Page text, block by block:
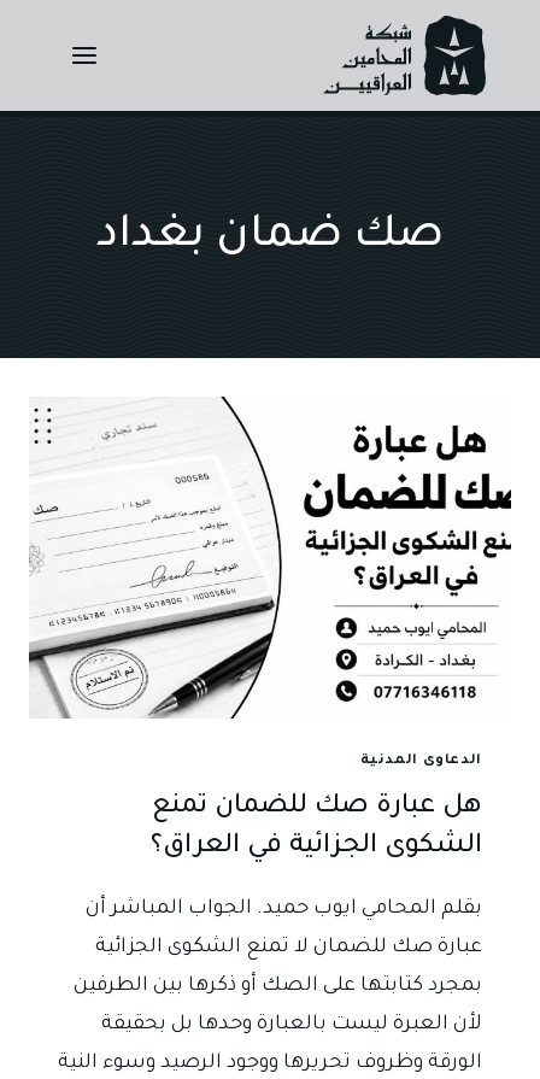
content
صك ضمان بغداد
الدعاوى المدنية
هل عبارة صك للضمان تمنع
الشكوى الجزائية في العراق؟
بقلم المحامي ايوب حميد. الجواب المباشر أن
عبارة صك للضمان لا تمنع الشكوى الجزائية
بمجرد كتابتها على الصك أو ذكرها بين الطرفين
لأن العبرة ليست بالعبارة وحدها بل بحقيقة
الورقة وظروف تحريرها ووجود الرصيد وسوء النية